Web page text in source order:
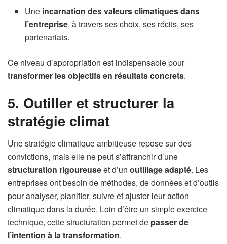
Une incarnation des valeurs climatiques dans
l’entreprise, à travers ses choix, ses récits, ses
partenariats.
Ce niveau d’appropriation est indispensable pour
transformer les objectifs en résultats concrets.
5. Outiller et structurer la
stratégie climat
Une stratégie climatique ambitieuse repose sur des
convictions, mais elle ne peut s’affranchir d’une
structuration rigoureuseet d’un outillage adapté. Les
entreprises ont besoin de méthodes, de données et d’outils
pour analyser, planifier, suivre et ajuster leur action
climatique dans la durée. Loin d’être un simple exercice
technique, cette structuration permet de passer de
l’intention à la transformation.